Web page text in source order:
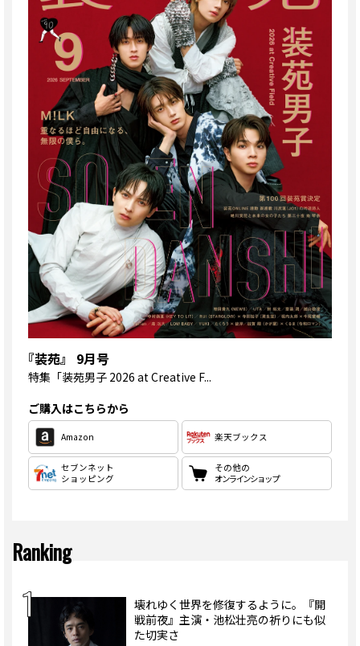
『装苑』 9月号
特集 「装苑男子 2026 at Creative F...
ご購入はこちらから
Amazon 楽天ブックス
セブンネット
ショッピング
その他の
オンラインショップ
Ranking
壊れゆく世界を修復するように。『開
戦前夜』主演・池松壮亮の祈りにも似
た切実さ